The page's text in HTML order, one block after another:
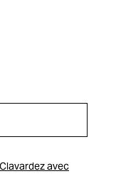
Clavardez avec